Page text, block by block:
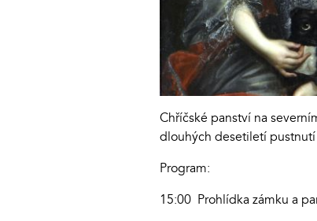
Chříčské panství na
dlouhých desetiletí
Program:
15:00 Prohlídka zámku a